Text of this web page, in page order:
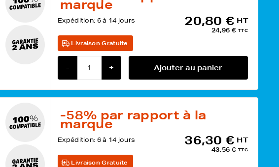
marque
Expédition: 6 à 14 jours 20,80 € HT
24,96 € TTC
Livraison Gratuite
- + Ajouter au panier
-58% par rapport à la
marque
Expédition: 6 à 14 jours 36,30 € HT
43,56 € TTC
Livraison Gratuite